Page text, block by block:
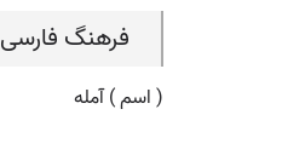
فرهنگ فارسی
( اسم ) آمله